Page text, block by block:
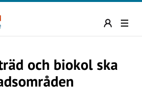
och biokol ska